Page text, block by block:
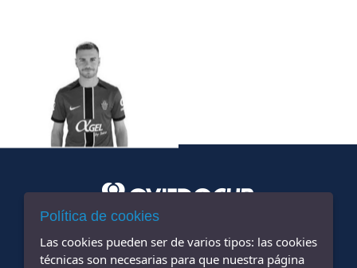
+34 677 425 015-+34 984 838 694
Política de cookies
Las cookies pueden ser de varios tipos: las cookies
técnicas son necesarias para que nuestra página